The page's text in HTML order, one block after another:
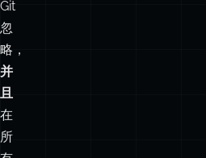
且
在
所
有
浏
览
器